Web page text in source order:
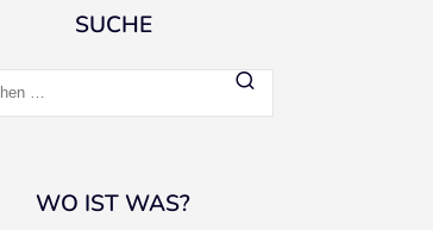
SUCHE
WO IST WAS?